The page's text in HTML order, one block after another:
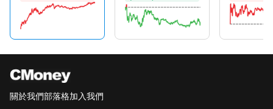
關於我們部落格加入我們